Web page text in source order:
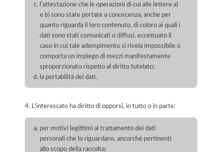
l'attestazione che le operazioni di cui alle lettere a)
e b) sono state portate a conoscenza, anche per
quanto riguarda il loro contenuto, di coloro ai quali i
dati sono stati comunicati o diffusi, eccettuato il
caso in cui tale adempimento si rivela impossibile o
comporta un impiego di mezzi manifestamente
sproporzionato rispetto al diritto tutelato;
la portabilità dei dati.
4. L'interessato ha diritto di opporsi, in tutto o in parte:
per motivi legittimi al trattamento dei dati
personali che lo riguardano, ancorché pertinenti
allo scopo della raccolta;